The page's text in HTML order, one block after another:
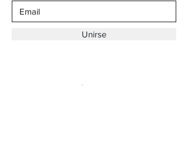
Unirse
Dirección: